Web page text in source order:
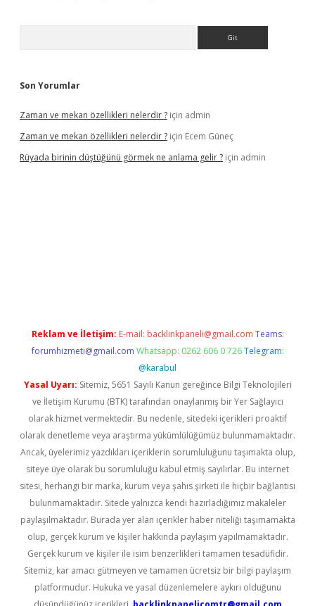
Son Yorumlar
Zaman ve mekan özellikleri nelerdir ? için admin
Zaman ve mekan özellikleri nelerdir ? için Ecem Güneç
Rüyada birinin düştüğünü görmek ne anlama gelir ? için admin
Reklam ve İletişim: E-mail: backlinkpaneli@gmail.com Teams:
forumhizmeti@gmail.com Whatsapp: 0262 606 0 726 Telegram:
@karabul
Yasal Uyarı: Sitemiz, 5651 Sayılı Kanun gereğince Bilgi Teknolojileri
ve İletişim Kurumu (BTK) tarafından onaylanmış bir Yer Sağlayıcı
olarak hizmet vermektedir. Bu nedenle, sitedeki içerikleri proaktif
olarak denetleme veya araştırma yükümlülüğümüz bulunmamaktadır.
Ancak, üyelerimiz yazdıkları içeriklerin sorumluluğunu taşımakta olup,
siteye üye olarak bu sorumluluğu kabul etmiş sayılırlar. Bu internet
sitesi, herhangi bir marka, kurum veya şahıs şirketi ile hiçbir bağlantısı
bulunmamaktadır. Sitede yalnızca kendi hazırladığımız makaleler
paylaşılmaktadır. Burada yer alan içerikler haber niteliği taşımamakta
olup, gerçek kurum ve kişiler hakkında paylaşım yapılmamaktadır.
Gerçek kurum ve kişiler ile isim benzerlikleri tamamen tesadüfidir.
Sitemiz, kar amacı gütmeyen ve tamamen ücretsiz bir bilgi paylaşım
platformudur. Hukuka ve yasal düzenlemelere aykırı olduğunu